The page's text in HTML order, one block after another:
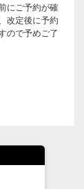
にご予約が確
改定後に予約
ので予めご了